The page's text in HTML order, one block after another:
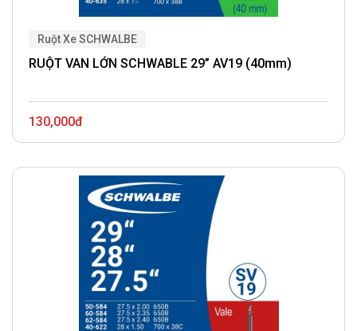
Ruột Xe SCHWALBE
RUỘT VAN LỚN SCHWABLE 29” AV19 (40mm)
130,000đ